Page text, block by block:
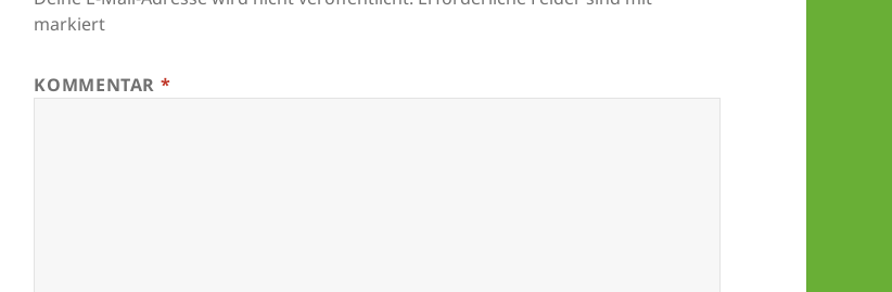
markiert
KOMMENTAR *